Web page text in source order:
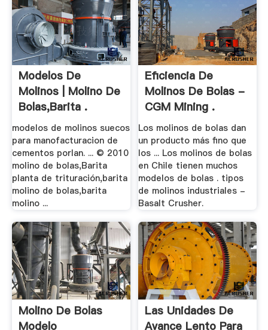
Modelos De
Molinos | Molino De
Bolas,Barita .
modelos de molinos suecos
para manofacturacion de
cementos porlan. ... © 2010
molino de bolas,Barita
planta de trituración,barita
molino de bolas,barita
molino ...
Eficiencia De
Molinos De Bolas -
CGM Mining .
Los molinos de bolas dan
un producto más fino que
los ... Los molinos de bolas
en Chile tienen muchos
modelos de bolas . tipos
de molinos industriales -
Basalt Crusher.
Molino De Bolas
Modelo
Las Unidades De
Avance Lento Para